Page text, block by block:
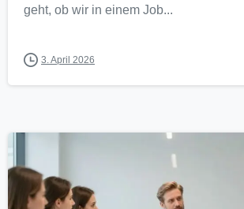
geht, ob wir in einem Job...
3. April 2026